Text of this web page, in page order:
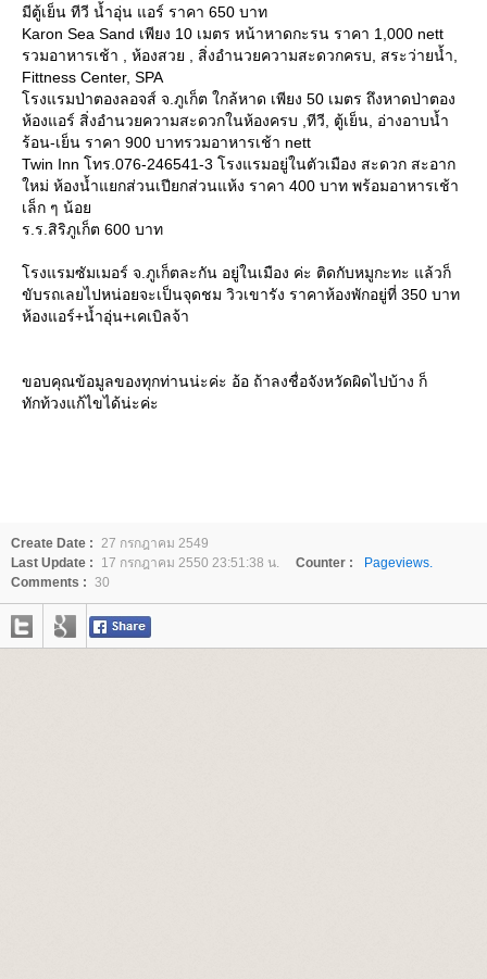
มีตู้เย็น ทีวี น้ำอุ่น แอร์ ราคา 650 บาท
Karon Sea Sand เพียง 10 เมตร หน้าหาดกะรน ราคา 1,000 nett
รวมอาหารเช้า , ห้องสวย , สิ่งอำนวยความสะดวกครบ, สระว่ายน้ำ,
Fittness Center, SPA
รงแรมป่าตองลอจส์ จ.ภูเก็ต ใกล้หาด เพียง 50 เมตร ถึงหาดป่าตอง
ห้องแอร์ สิ่งอำนวยความสะดวกในห้องครบ ,ทีวี, ตู้เย็น, อ่างอาบน้ำ
ร้อน-เย็น ราคา 900 บาทรวมอาหารเช้า nett
Twin Inn โทร.076-246541-3 โรงแรมอยู่ในตัวเมือง สะดวก สะอาก
หม่ ห้องน้ำแยกส่วนเปียกส่วนแห้ง ราคา 400 บาท พร้อมอาหารเช้า
เล็ก ๆ น้อ
ร.ร.สิริภูเก็ต 600 บาท
รงแรมซัมเมอร์ จ.ภูเก็ตละกัน อยู่ในเมือง ค่ะ ติดกับหมูกะทะ แล้วก็
ขับรถเลยไปหน่อยจะเป็นจุดชม วิวเขารัง ราคาห้องพักอยู่ที่ 350 บาท
ห้องแอร์+น้ำอุ่น+เคเบิลจ้า
ขอบคุณข้อมูลของทุกท่านน่ะค่ะ อ้อ ถ้าลงชื่อจังหวัดผิดไปบ้าง ก็
ทักท้วงแก้ไขได้น่ะค่ะ
Create Date : 27 กรกฎาคม 2549
Last Update :
17 กรกฎาคม 2550 23:51:38 น. Counter :
Pageviews.
Comments : 30